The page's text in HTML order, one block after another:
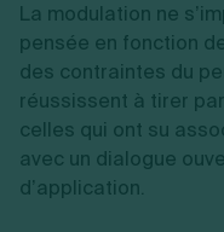
La modulation ne
pensée en fonction
des contraintes du
réussissent à tirer
celles qui ont su
avec un dialogue
d’application.